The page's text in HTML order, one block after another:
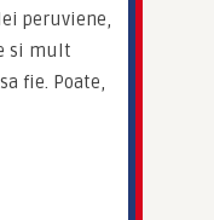
peruviene,
si mult
fie. Poate,